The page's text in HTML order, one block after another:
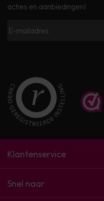
acties en aanbiedingen!
Klantenservice
Snel naar